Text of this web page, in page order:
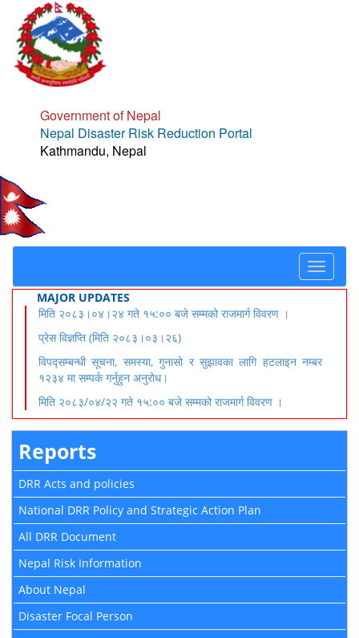
Government of Nepal
Nepal Disaster Risk Reduction Portal
Kathmandu, Nepal
Toggle
MAJOR UPDATES
मिति २०८३।०४।२४ गते १५:०० बजे सम्मको राजमार्ग विवरण ।
प्रेस विज्ञप्ति (मिति २०८३।०३।२६)
विपद्सम्बन्धी सूचना, समस्या, गुनासो र सुझावका लागि हटलाइन नम्बर
१२३४ मा सम्पर्क गर्नुहुन अनुरोध।
मिति २०८३/०४/२२ गते १५:०० बजे सम्मको राजमार्ग विवरण ।
Reports
DRR Acts and policies
National DRR Policy and Strategic Action Plan
All DRR Document
Nepal Risk Information
About Nepal
Disaster Focal Person